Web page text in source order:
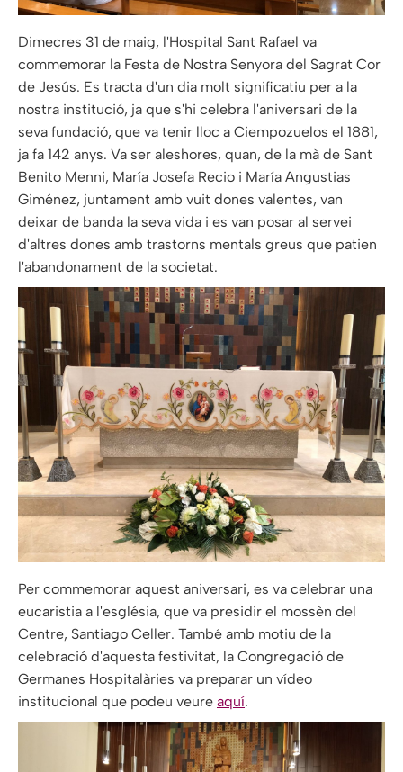
Dimecres 31 de maig, l'Hospital Sant Rafael va
commemorar la Festa de Nostra Senyora del Sagrat Cor
de Jesús. Es tracta d'un dia molt significatiu per a la
nostra institució, ja que s'hi celebra l'aniversari de la
seva fundació, que va tenir lloc a Ciempozuelos el 1881,
ja fa 142 anys. Va ser aleshores, quan, de la mà de Sant
Benito Menni, María Josefa Recio i María Angustias
Giménez, juntament amb vuit dones valentes, van
deixar de banda la seva vida i es van posar al servei
d'altres dones amb trastorns mentals greus que patien
l'abandonament de la societat.
Per commemorar aquest aniversari, es va celebrar una
eucaristia a l'església, que va presidir el mossèn del
Centre, Santiago Celler. També amb motiu de la
celebració d'aquesta festivitat, la Congregació de
Germanes Hospitalàries va preparar un vídeo
institucional que podeu veure aquí.